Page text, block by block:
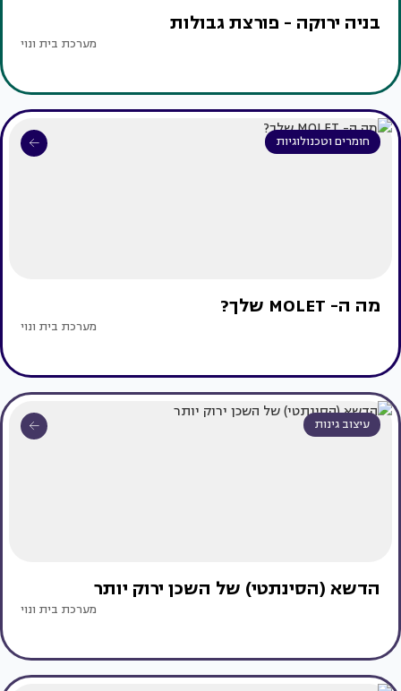
בניה ירוקה - פורצת גבולות
מערכת בית ונוי
חומרים וטכנולוגיות
מה ה- MOLET שלך?
מערכת בית ונוי
עיצוב גינות
הדשא (הסינתטי) של השכן ירוק יותר
מערכת בית ונוי